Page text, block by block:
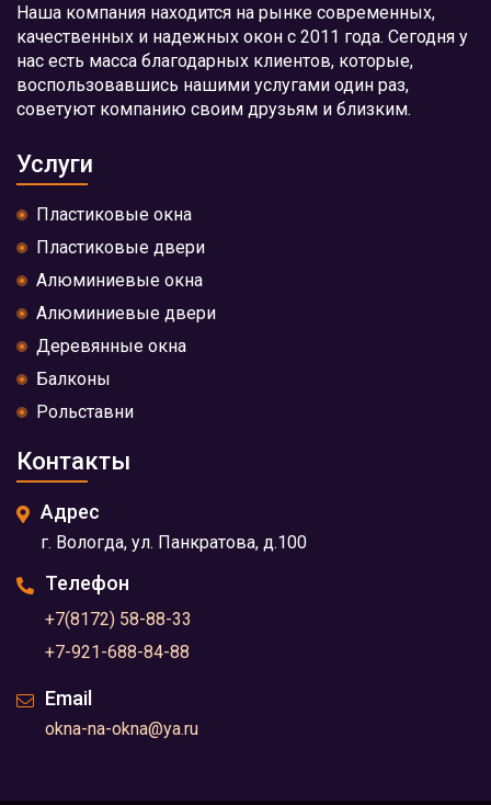
Наша компания находится на рынке современных,
качественных и надежных окон с 2011 года. Сегодня у
нас есть масса благодарных клиентов, которые,
воспользовавшись нашими услугами один раз,
советуют компанию своим друзьям и близким.
Услуги
Пластиковые окна
Пластиковые двери
Алюминиевые окна
Алюминиевые двери
Деревянные окна
Балконы
Рольставни
Контакты
Адрес
г. Вологда, ул. Панкратова, д.100
Телефон
+7(8172) 58-88-33
+7-921-688-84-88
Email
okna-na-okna@ya.ru